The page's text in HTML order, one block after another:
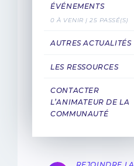
ÉVÉNEMENTS
0 À VENIR | 25 PASSÉ(S)
AUTRES ACTUALITÉS
LES RESSOURCES
CONTACTER
L’ANIMATEUR DE LA
COMMUNAUTÉ